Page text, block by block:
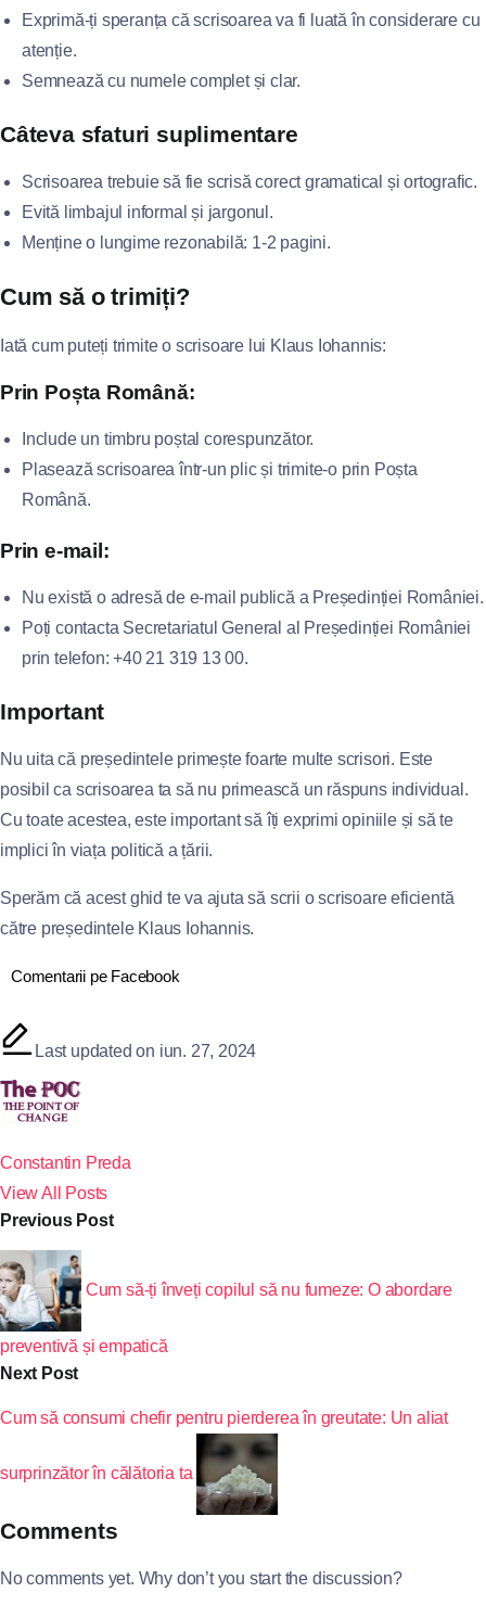
Exprimă-ți speranța că scrisoarea va fi luată în considerare cu
atenție.
Semnează cu numele complet și clar.
Câteva sfaturi suplimentare
Scrisoarea trebuie să fie scrisă corect gramatical și ortografic.
Evită limbajul informal și jargonul.
Menține o lungime rezonabilă: 1-2 pagini.
Cum să o trimiți?
Iată cum puteți trimite o scrisoare lui Klaus Iohannis:
Prin Poșta Română:
Include un timbru poștal corespunzător.
Plasează scrisoarea într-un plic și trimite-o prin Poșta
Română.
Prin e-mail:
Nu există o adresă de e-mail publică a Președinției României.
Poți contacta Secretariatul General al Președinției României
prin telefon: +40 21 319 13 00.
Important
Nu uita că președintele primește foarte multe scrisori. Este
posibil ca scrisoarea ta să nu primească un răspuns individual.
Cu toate acestea, este important să îți exprimi opiniile și să te
implici în viața politică a țării.
Sperăm că acest ghid te va ajuta să scrii o scrisoare eficientă
către președintele Klaus Iohannis.
Comentarii pe Facebook
Last updated on iun. 27, 2024
Constantin Preda
View All Posts
Previous Post
Cum să-ți înveți copilul să nu fumeze: O abordare
preventivă și empatică
Next Post
Cum să consumi chefir pentru pierderea în greutate: Un aliat
surprinzător în călătoria ta
Comments
No comments yet. Why don’t you start the discussion?